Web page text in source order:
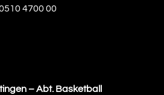
4700 00
– Abt. Basketball